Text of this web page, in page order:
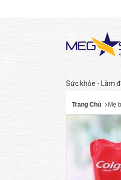
Sức khỏe - Làm
Trang Chủ Mẹ